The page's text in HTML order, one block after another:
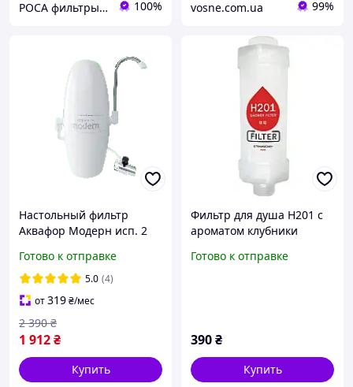
РОСА фильтры для воды 100% vosne.com.ua 99%
Настольный фильтр
Аквафор Модерн исп. 2
очистки воды, насадка на
кран)
Готово к отправке
5.0 (4)
от319₴/мес
1 912₴
2 390 ₴
Купить
Фильтр для душа H201 с
ароматом клубники
Готово к отправке
390₴
Купить